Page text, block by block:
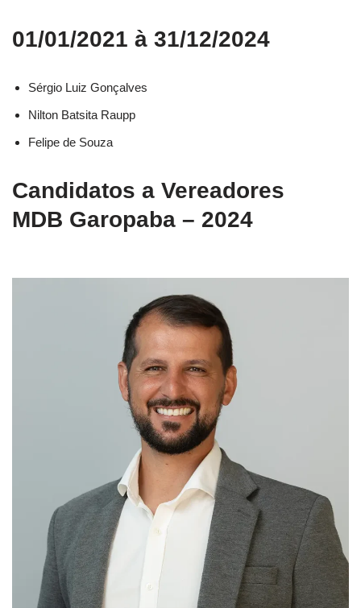
01/01/2021 à 31/12/2024
Sérgio Luiz Gonçalves
Nilton Batsita Raupp
Felipe de Souza
Candidatos a Vereadores
MDB Garopaba – 2024